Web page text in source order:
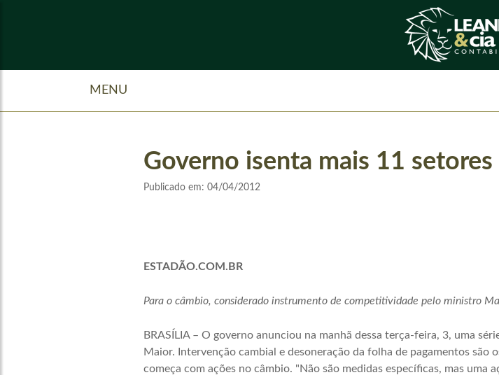
MENU
Governo isenta mais 11
Publicado em: 04/04/2012
ESTADÃO.COM.BR
Para o câmbio, considerado instrumento de competitividade pelo ministro
BRASÍLIA – O governo anunciou na manhã dessa terça-feira, 3, uma
Maior. Intervenção cambial e desoneração da folha de pagamentos são
começa com ações no câmbio. "Não são medidas específicas, mas uma